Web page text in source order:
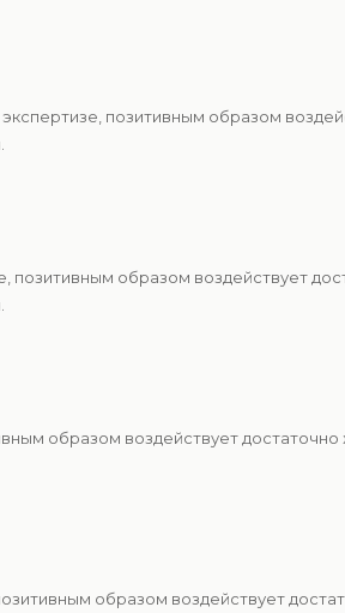
позитивным образом
позитивным образом воздействует
образом воздействует достаточно
образом воздействует